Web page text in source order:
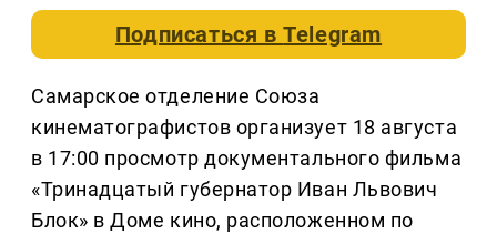
Подписаться вTelegram
Самарское отделение Союза
кинематографистов организует 18 августа
в 17:00 просмотр документального фильма
«Тринадцатый губернатор Иван Львович
Блок» в Доме кино, расположенном по